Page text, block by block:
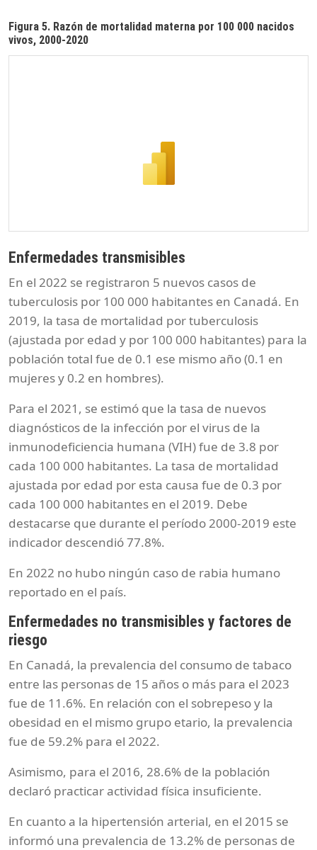
Figura 5. Razón de mortalidad materna por 100 000 nacidos
vivos, 2000-2020
Enfermedades transmisibles
En el 2022 se registraron 5 nuevos casos de
tuberculosis por 100 000 habitantes en Canadá. En
2019, la tasa de mortalidad por tuberculosis
(ajustada por edad y por 100 000 habitantes) para la
población total fue de 0.1 ese mismo año (0.1 en
mujeres y 0.2 en hombres).
Para el 2021, se estimó que la tasa de nuevos
diagnósticos de la infección por el virus de la
inmunodeficiencia humana (VIH) fue de 3.8 por
cada 100 000 habitantes. La tasa de mortalidad
ajustada por edad por esta causa fue de 0.3 por
cada 100 000 habitantes en el 2019. Debe
destacarse que durante el período 2000-2019 este
indicador descendió 77.8%.
En 2022 no hubo ningún caso de rabia humano
reportado en el país.
Enfermedades no transmisibles y factores de
riesgo
En Canadá, la prevalencia del consumo de tabaco
entre las personas de 15 años o más para el 2023
fue de 11.6%. En relación con el sobrepeso y la
obesidad en el mismo grupo etario, la prevalencia
fue de 59.2% para el 2022.
Asimismo, para el 2016, 28.6% de la población
declaró practicar actividad física insuficiente.
En cuanto a la hipertensión arterial, en el 2015 se
informó una prevalencia de 13.2% de personas de